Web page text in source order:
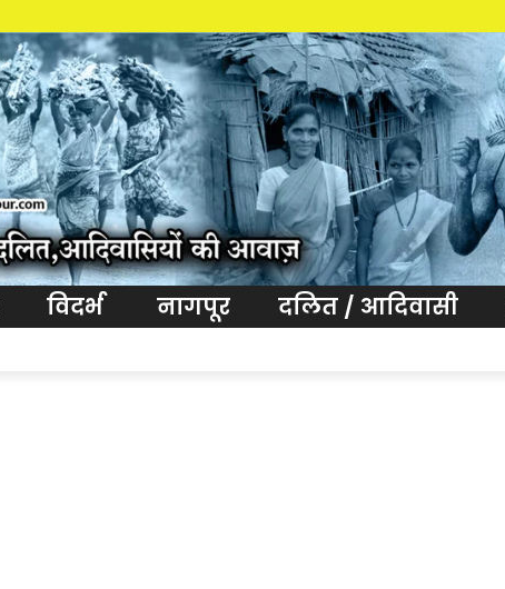
विदर्भ नागपूर दलित / आदिवासी